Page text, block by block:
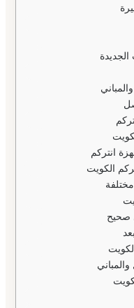
انتركم
الكويت
صحيح